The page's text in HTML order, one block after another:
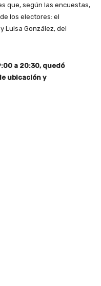
que, según las encuestas,
los electores: el
Luisa González, del
a 20:30, quedó
ubicación y